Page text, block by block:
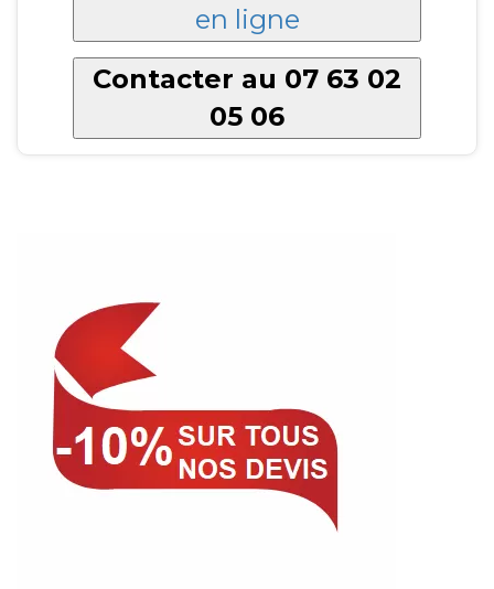
en ligne
Contacter au 07 63 02
05 06